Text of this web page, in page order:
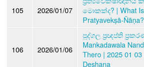
105 2026/01/07
මොකක්ද? | What Is
106 2026/01/06
පුද්ගල ප්‍රඥප්ති
Mankadawala
Thero | 2025 01
Deshana